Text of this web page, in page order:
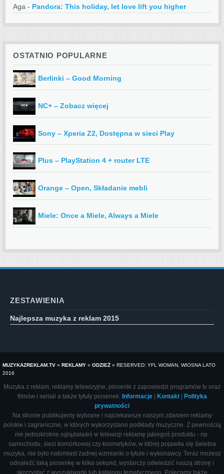
Aga - Pandora: This holiday, let love lift you higher
OSTATNIO POPULARNE
Berlinki – Good Morning
NC+ – Zobacz więcej
Sony – Xperia Z2, Dostępna w sieci Play
Plus – PlayStation 4 + router LTE
Orange – Open, Składanie mebli
Miele: Once a Miele, Always a Miele
ZESTAWIENIA
Najlepsza muzyka z reklam 2015
MUZYKAZREKLAM.TV » REKLAMY » ODZIEŻ » RESERVED: YFL WOMAN, WIOSNA LATO
2016
Muzyka z reklam, reklamy telewizyjne, piosenki z zapowiedzi programów tv oraz
filmów i seriali a także tytuły piosenek. Informacje| Kontakt| Polityka
prywatności
Na stronie publikujemy wybrane i najciekawsze naszym zdaniem reklamy
polskie i zagraniczne, w których wykorzystano podkłady muzyczne. Z pewnością
nie jednokrotnie oglądała/eś w telewizji reklamę jakiegoś produktu - np.
samochodu, sieci komórkowej czy kosmetyków, w której pojawiła się świetna
muzyka, nie było natomiast żadnej wzmianki o tytule i wykonawcy. Teraz możesz
odnaleźć taką piosenkę w kilka sekund, wystarczy odwiedzić naszą stronę i
skorzystać z wyszukiwarki lub katalogu tematycznego. Polecamy także